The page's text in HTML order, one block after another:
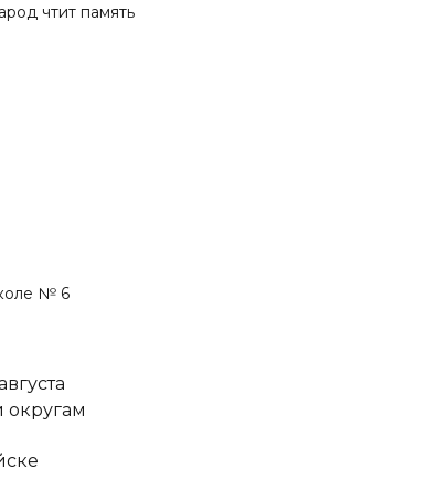
чтит память
№ 6
округам